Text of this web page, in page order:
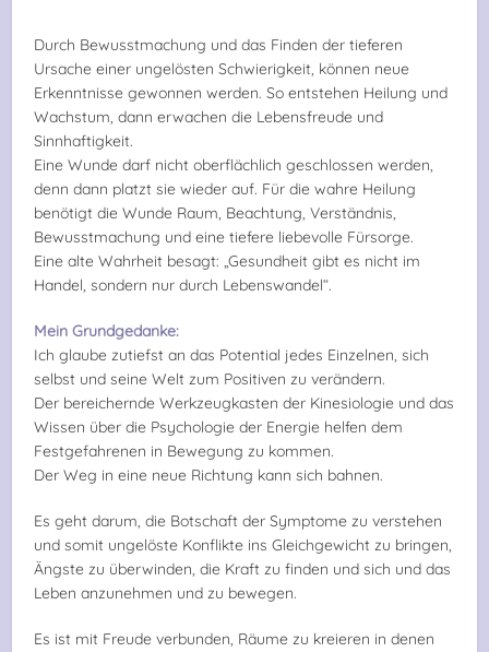
Durch Bewusstmachung und das Finden der tieferen
Ursache einer ungelösten Schwierigkeit, können neue
Erkenntnisse gewonnen werden. So entstehen Heilung und
Wachstum, dann erwachen die Lebensfreude und
Sinnhaftigkeit.
Eine Wunde darf nicht oberflächlich geschlossen werden,
denn dann platzt sie wieder auf. Für die wahre Heilung
benötigt die Wunde Raum, Beachtung, Verständnis,
Bewusstmachung und eine tiefere liebevolle Fürsorge.
Eine alte Wahrheit besagt: „Gesundheit gibt es nicht im
Handel, sondern nur durch Lebenswandel“.
Mein Grundgedanke:
Ich glaube zutiefst an das Potential jedes Einzelnen, sich
selbst und seine Welt zum Positiven zu verändern.
Der bereichernde Werkzeugkasten der Kinesiologie und das
Wissen über die Psychologie der Energie helfen dem
Festgefahrenen in Bewegung zu kommen.
Der Weg in eine neue Richtung kann sich bahnen.
Es geht darum, die Botschaft der Symptome zu verstehen
und somit ungelöste Konflikte ins Gleichgewicht zu bringen,
Ängste zu überwinden, die Kraft zu finden und sich und das
Leben anzunehmen und zu bewegen.
Es ist mit Freude verbunden, Räume zu kreieren in denen